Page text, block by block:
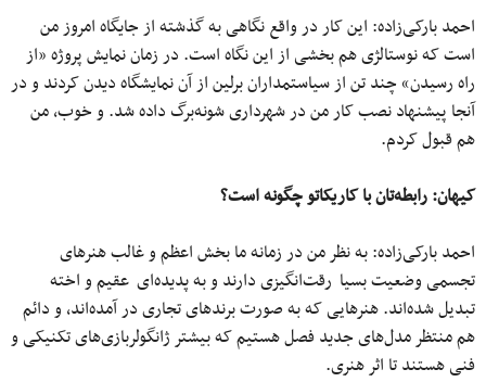
احمد بارکی‌زاده: این کار در ‌واقع نگاهی به گذشته از جایگاه امروز من
است که نوستالژی هم بخشی از این نگاه است. در زمان نمایش پروژه «از
راه رسیدن» چند تن از سیاستمداران برلین از آن نمایشگاه دیدن کردند و در
آنجا پیشنهاد نصب کار من در شهرداری شونه‌برگ داده شد. و خوب، من
هم قبول کردم.
کیهان:رابطه‌تان با کاریکاتو چگونه است؟
احمد بارکی‌زاده: به نظر من در زمانه ما بخش اعظم و غالب هنرهای
تجسمی وضعیت بسیا رقت‌انگیزی دارند و به پدیده‌ای عقیم و اخته
تبدیل شده‌اند. هنرهایی که به صورت برند‌های تجاری در آمده‌اند، و دائم
هم منتظر مدل‌های جدید فصل هستیم که بیشتر ژانگولربازی‌های تکنیکی و
فنی هستند تا اثر هنری.